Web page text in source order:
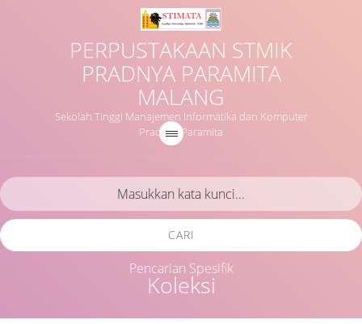
PERPUSTAKAAN STMIK
PRADNYA PARAMITA
MALANG
Sekolah Tinggi Manajemen Informatika dan Komputer
Pradnya Paramita
Koleksi
CARI
Pencarian Spesifik